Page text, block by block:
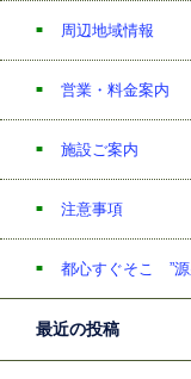
周辺地域情報
営業・料金案内
施設ご案内
注意事項
都心すぐそこ ”源
最近の投稿